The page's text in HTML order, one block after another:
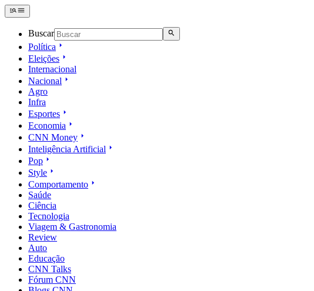
Buscar
Política
Eleições
Internacional
Nacional
Agro
Infra
Esportes
Economia
CNN Money
Inteligência Artificial
Pop
Style
Comportamento
Saúde
Ciência
Tecnologia
Viagem & Gastronomia
Review
Auto
Educação
CNN Talks
Fórum CNN